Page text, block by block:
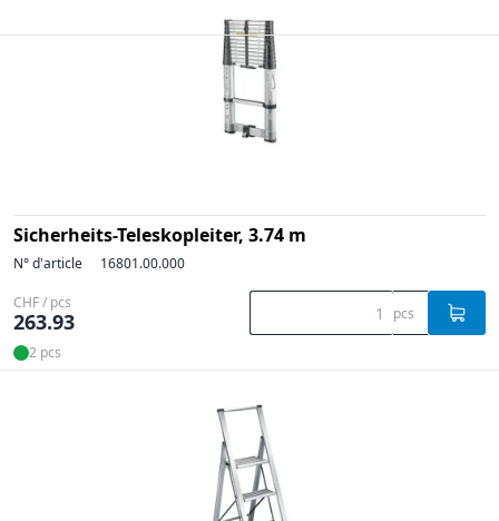
Sicherheits-Teleskopleiter, 3.74 m
N° d'article 16801.00.000
CHF / pcs
263.93 pcs
2 pcs